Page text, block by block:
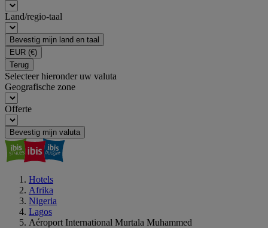
Land/regio-taal
Bevestig mijn land en taal
EUR (€)
Terug
Selecteer hieronder uw valuta
Geografische zone
Offerte
Bevestig mijn valuta
Hotels
Afrika
Nigeria
Lagos
Aéroport International Murtala Muhammed